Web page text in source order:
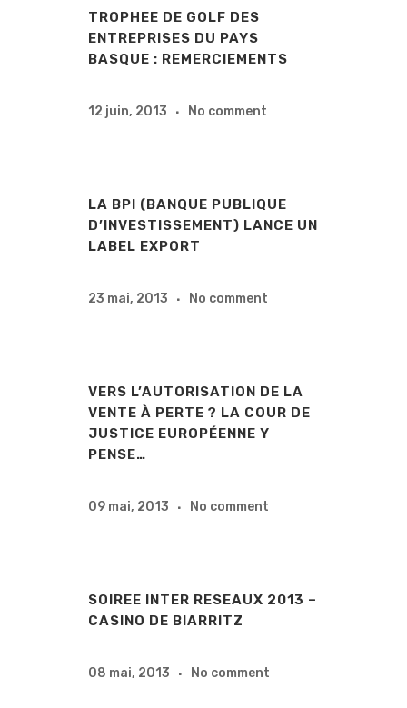
TROPHEE DE GOLF DES
ENTREPRISES DU PAYS
BASQUE : REMERCIEMENTS
12 juin, 2013 No comment
LA BPI (BANQUE PUBLIQUE
D’INVESTISSEMENT) LANCE UN
LABEL EXPORT
23 mai, 2013 No comment
VERS L’AUTORISATION DE LA
VENTE À PERTE ? LA COUR DE
JUSTICE EUROPÉENNE Y
PENSE…
09 mai, 2013 No comment
SOIREE INTER RESEAUX 2013 –
CASINO DE BIARRITZ
08 mai, 2013 No comment